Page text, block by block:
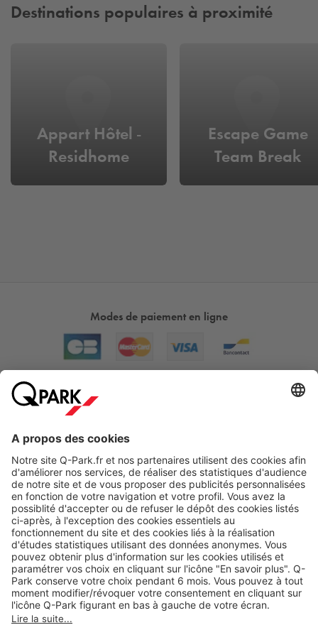
Destinations populaires à proximité
Appart Hôtel -
Residhome
Escape Game
Team Break
Modes de paiement en ligne
Nos produits
Nos services